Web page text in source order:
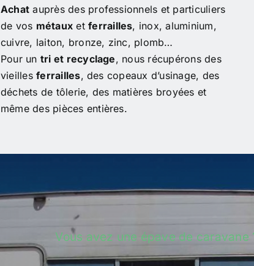
Achat auprès des professionnels et particuliers
de vos métaux etferrailles, inox, aluminium,
cuivre, laiton, bronze, zinc, plomb…
Pour un tri et recyclage, nous récupérons des
vieillesferrailles, des copeaux d’usinage, des
déchets de tôlerie, des matières broyées et
même des pièces entières.
Vous avez une épave de caravane